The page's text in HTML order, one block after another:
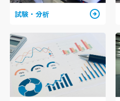
試験・分析 arrow_circle_right